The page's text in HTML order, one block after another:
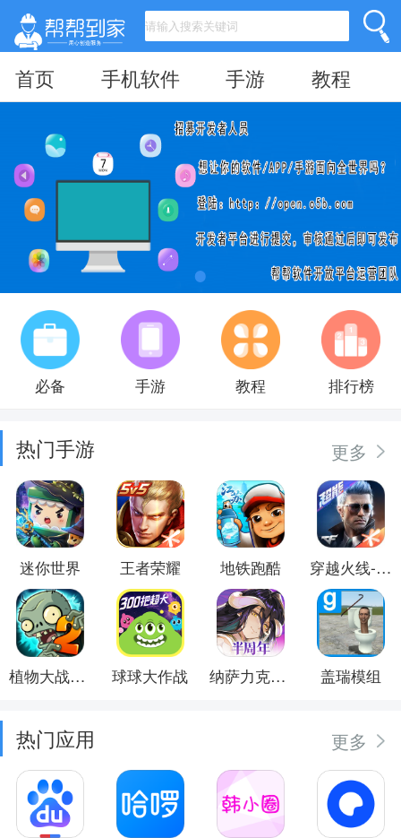
首页 手机软件 手游 教程
必备 手游 教程 排行榜
热门手游 更多
迷你世界 王者荣耀 地铁跑酷 穿越火线-枪战王者
植物大战僵尸2 球球大作战 纳萨力克之王 盖瑞模组
热门应用 更多